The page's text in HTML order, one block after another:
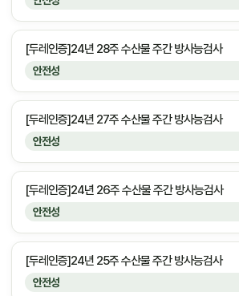
안전성
[두레인증]24년 28주 수산물 주간 방사능검사
안전성
[두레인증]24년 27주 수산물 주간 방사능검사
안전성
[두레인증]24년 26주 수산물 주간 방사능검사
안전성
[두레인증]24년 25주 수산물 주간 방사능검사